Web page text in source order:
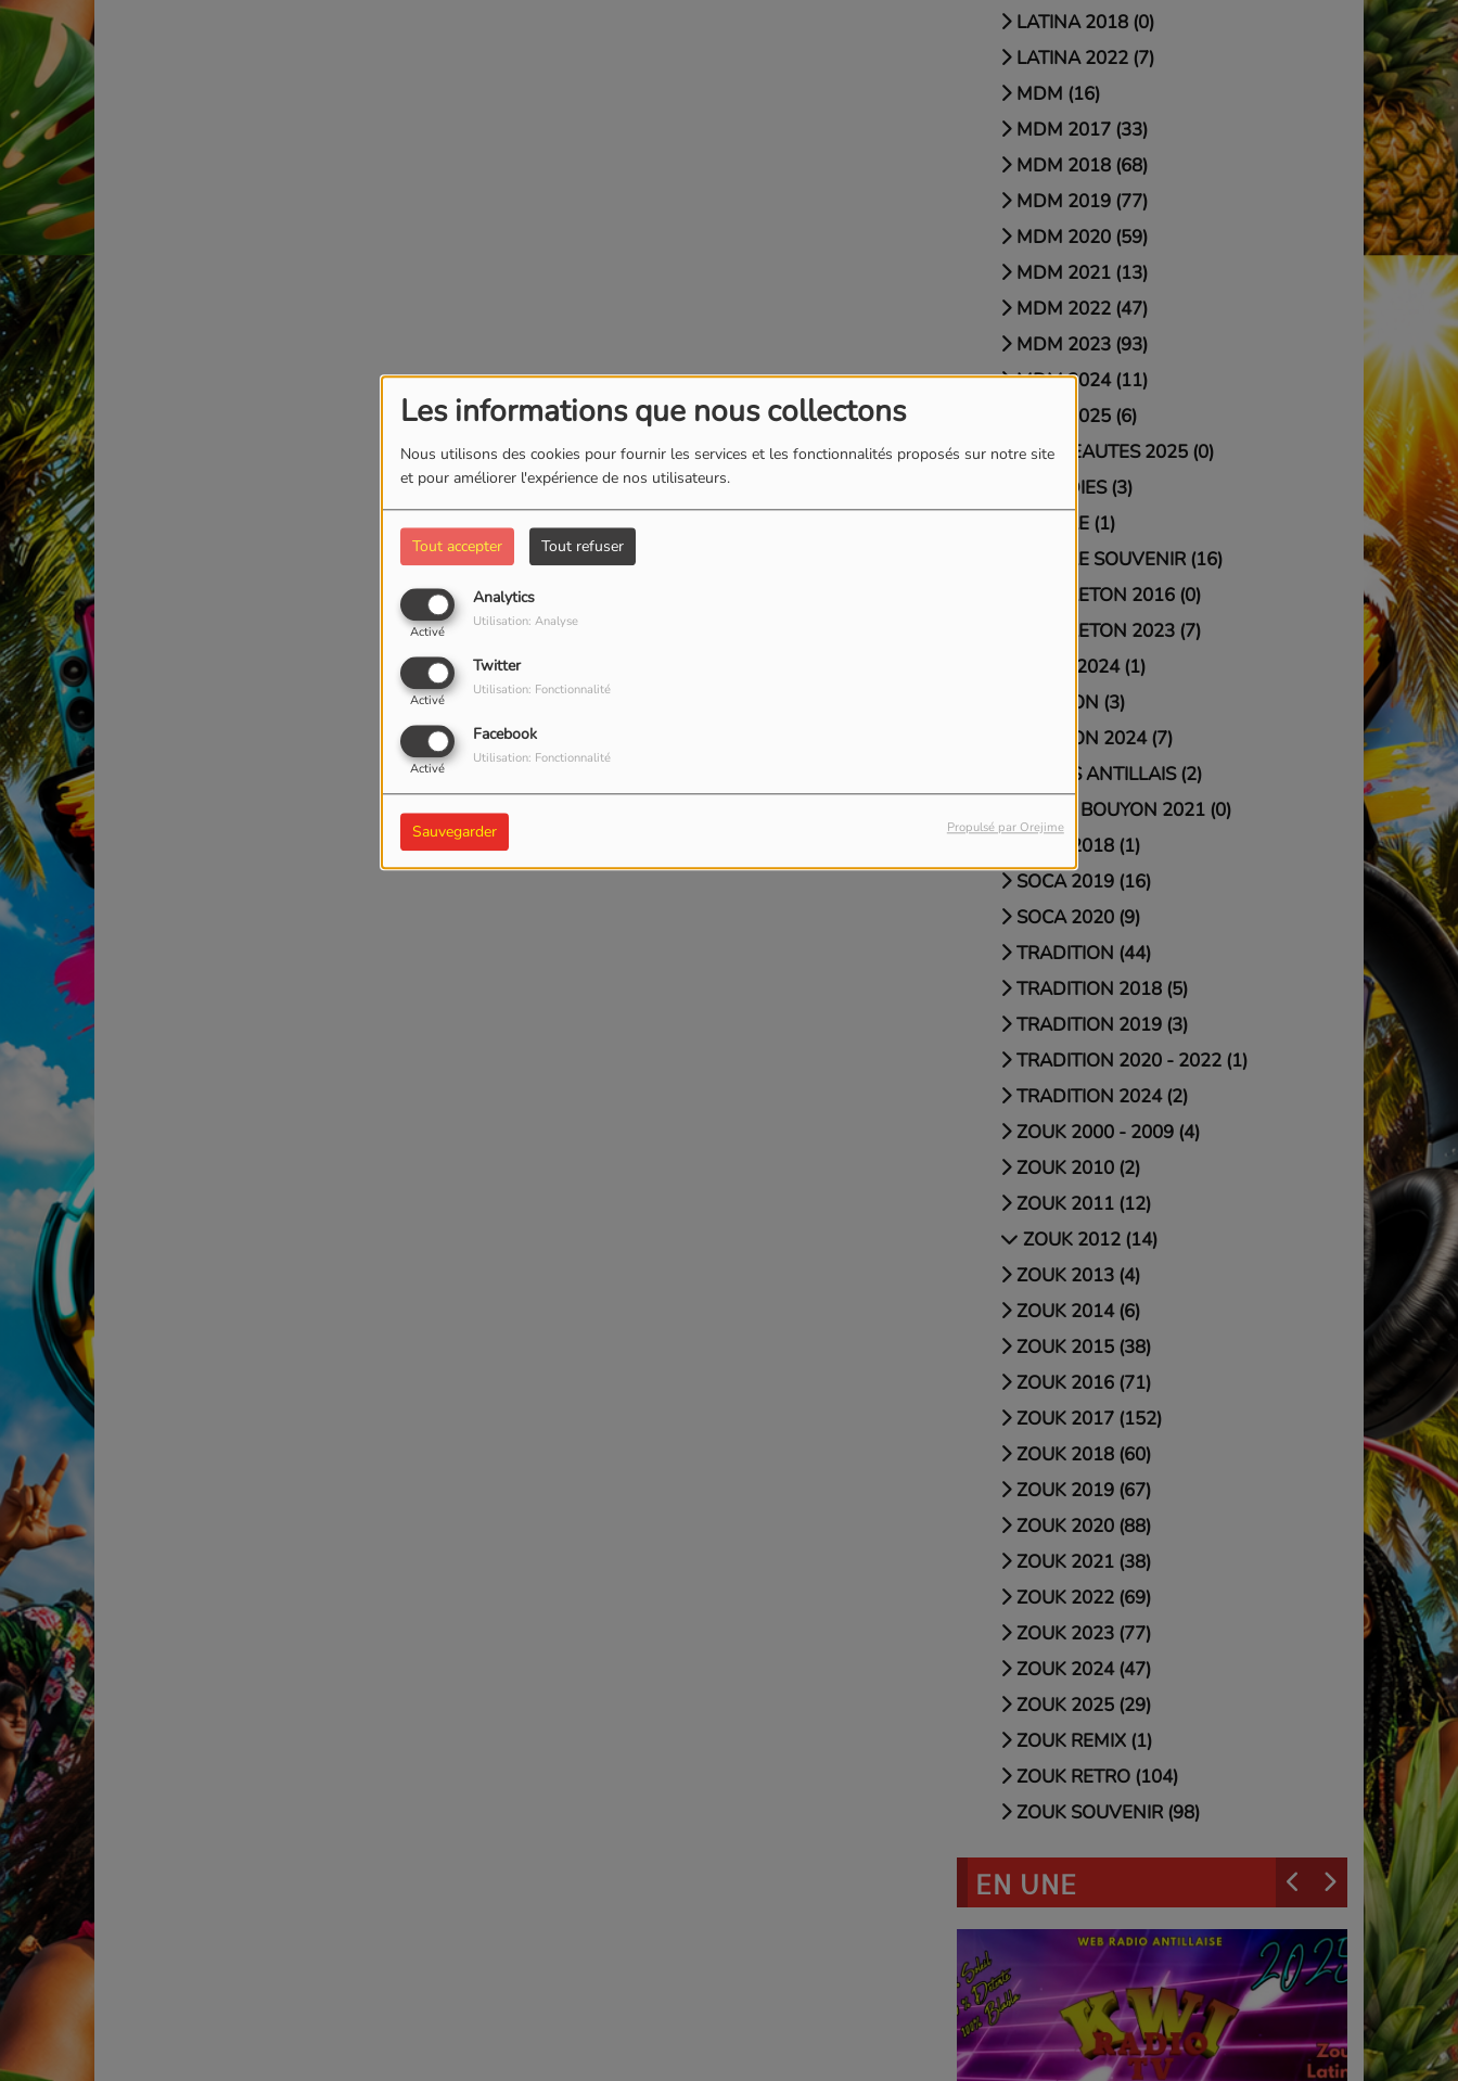
Les informations que nous collectons
Nous utilisons des cookies pour fournir les services et les fonctionnalités proposés sur notre site
et pour améliorer l'expérience de nos utilisateurs.
Tout accepter Tout refuser
Analytics
Activé
Utilisation: Analyse
Twitter
Activé
Utilisation: Fonctionnalité
Facebook
Activé
Utilisation: Fonctionnalité
Sauvegarder Propulsé par Orejime
LATINA 2018 (0)
LATINA 2022 (7)
MDM (16)
MDM 2017 (33)
MDM 2018 (68)
MDM 2019 (77)
MDM 2020 (59)
MDM 2021 (13)
MDM 2022 (47)
MDM 2023 (93)
MDM 2024 (11)
MDM 2025 (6)
NOUVEAUTES 2025 (0)
PARODIES (3)
REGGAE (1)
REGGAE SOUVENIR (16)
REGGAETON 2016 (0)
REGGAETON 2023 (7)
REMIX 2024 (1)
REUNION (3)
REUNION 2024 (7)
SLOWS ANTILLAIS (2)
SOCA / BOUYON 2021 (0)
SOCA 2018 (1)
SOCA 2019 (16)
SOCA 2020 (9)
TRADITION (44)
TRADITION 2018 (5)
TRADITION 2019 (3)
TRADITION 2020 - 2022 (1)
TRADITION 2024 (2)
ZOUK 2000 - 2009 (4)
ZOUK 2010 (2)
ZOUK 2011 (12)
ZOUK 2012 (14)
ZOUK 2013 (4)
ZOUK 2014 (6)
ZOUK 2015 (38)
ZOUK 2016 (71)
ZOUK 2017 (152)
ZOUK 2018 (60)
ZOUK 2019 (67)
ZOUK 2020 (88)
ZOUK 2021 (38)
ZOUK 2022 (69)
ZOUK 2023 (77)
ZOUK 2024 (47)
ZOUK 2025 (29)
ZOUK REMIX (1)
ZOUK RETRO (104)
ZOUK SOUVENIR (98)
EN UNE